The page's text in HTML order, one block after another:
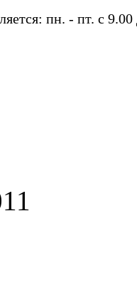
пн. - пт. с 9.00